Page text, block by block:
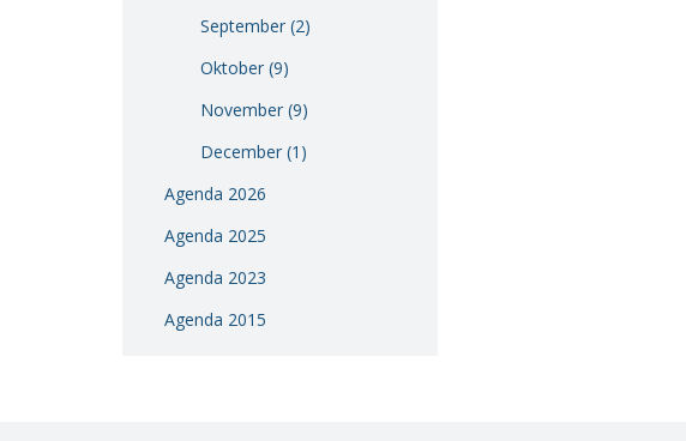
September (2)
Oktober (9)
November (9)
December (1)
Agenda 2026
Agenda 2025
Agenda 2023
Agenda 2015